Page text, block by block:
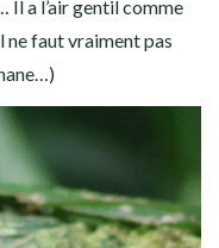
Il a l’air gentil comme
ne faut vraiment pas